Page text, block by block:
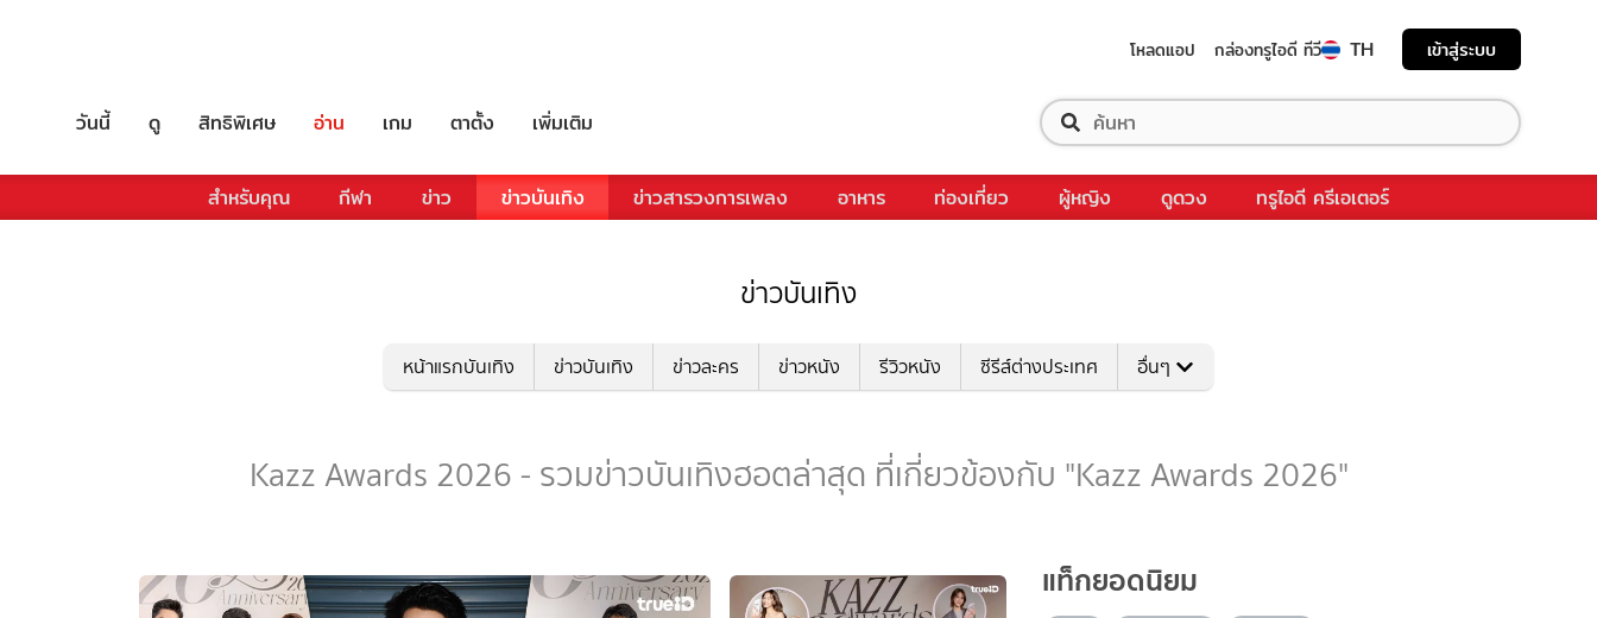
โหลดแอป กล่องทรูไอดี ทีวี TH เข้าสู่ระบบ
วันนี้ ดู สิทธิพิเศษ อ่าน เกม ตาตั้ง เพิ่มเติม
สำหรับคุณ กีฬา ข่าว ข่าวบันเทิง ข่าวสารวงการเพลง อาหาร ท่องเที่ยว ผู้หญิง ดูดวง ทรูไอดี ครีเอเตอร์
ข่าวบันเทิง
หน้าแรกบันเทิง ข่าวบันเทิง ข่าวละคร ข่าวหนัง รีวิวหนัง ซีรีส์ต่างประเทศ อื่นๆ
Kazz Awards 2026 - รวมข่าวบันเทิงฮอตล่าสุด ที่เกี่ยวข้องกับ "Kazz Awards 2026"
แท็กยอดนิยม